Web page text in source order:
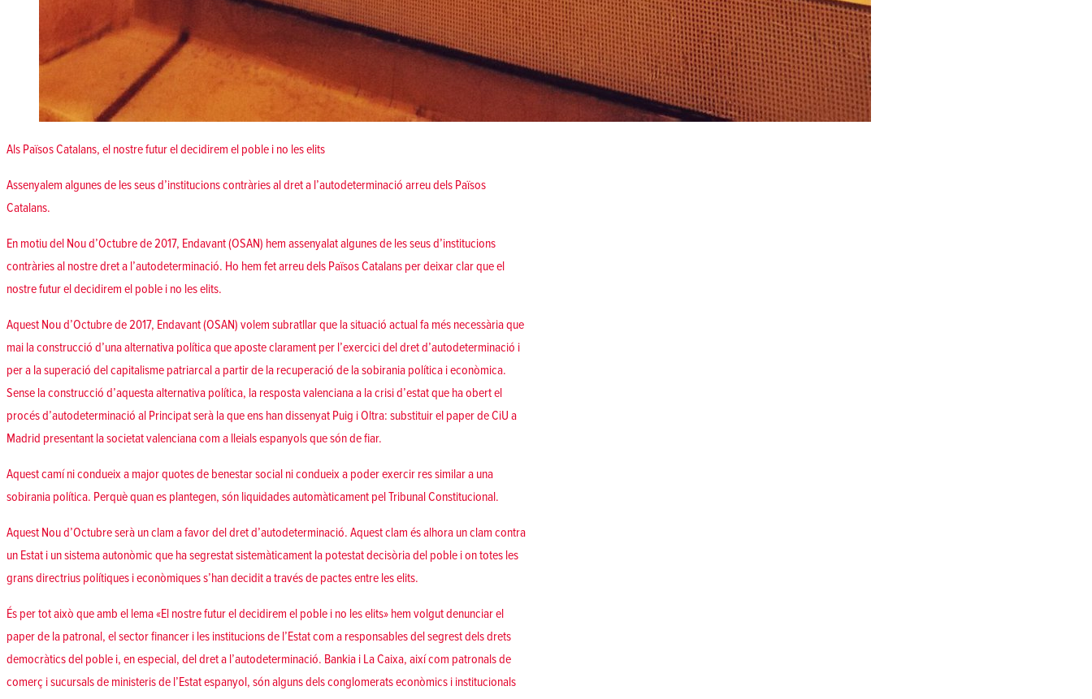
Als Països Catalans, el nostre futur el decidirem el poble i no les elits
Assenyalem algunes de les seus d’institucions contràries al dret a l’autodeterminació arreu dels Països
Catalans.
En motiu del Nou d’Octubre de 2017, Endavant (OSAN) hem assenyalat algunes de les seus d’institucions
contràries al nostre dret a l’autodeterminació. Ho hem fet arreu dels Països Catalans per deixar clar que el
nostre futur el decidirem el poble i no les elits.
Aquest Nou d’Octubre de 2017, Endavant (OSAN) volem subratllar que la situació actual fa més necessària que
mai la construcció d’una alternativa política que aposte clarament per l’exercici del dret d’autodeterminació i
per a la superació del capitalisme patriarcal a partir de la recuperació de la sobirania política i econòmica.
Sense la construcció d’aquesta alternativa política, la resposta valenciana a la crisi d’estat que ha obert el
procés d’autodeterminació al Principat serà la que ens han dissenyat Puig i Oltra: substituir el paper de CiU a
Madrid presentant la societat valenciana com a lleials espanyols que són de fiar.
Aquest camí ni condueix a major quotes de benestar social ni condueix a poder exercir res similar a una
sobirania política. Perquè quan es plantegen, són liquidades automàticament pel Tribunal Constitucional.
Aquest Nou d’Octubre serà un clam a favor del dret d’autodeterminació. Aquest clam és alhora un clam contra
un Estat i un sistema autonòmic que ha segrestat sistemàticament la potestat decisòria del poble i on totes les
grans directrius polítiques i econòmiques s’han decidit a través de pactes entre les elits.
És per tot això que amb el lema «El nostre futur el decidirem el poble i no les elits» hem volgut denunciar el
paper de la patronal, el sector financer i les institucions de l’Estat com a responsables del segrest dels drets
democràtics del poble i, en especial, del dret a l’autodeterminació. Bankia i La Caixa, així com patronals de
comerç i sucursals de ministeris de l’Estat espanyol, són alguns dels conglomerats econòmics i institucionals